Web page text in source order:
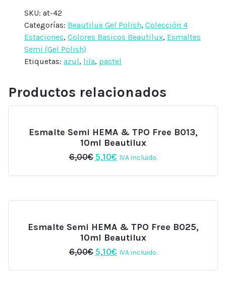
SKU: at-42
Categorías: Beautilux Gel Polish, Colección 4
Estaciones, Colores Basicos Beautilux, Esmaltes
Semi (Gel Polish)
Etiquetas: azul, lila, pastel
Productos relacionados
Esmalte Semi HEMA & TPO Free B013,
10ml Beautilux
6,00€ El
original
5,10€El
actual
IVA incluido.
Esmalte Semi HEMA & TPO Free B025,
10ml Beautilux
6,00€ El
original
5,10€El
actual
IVA incluido.